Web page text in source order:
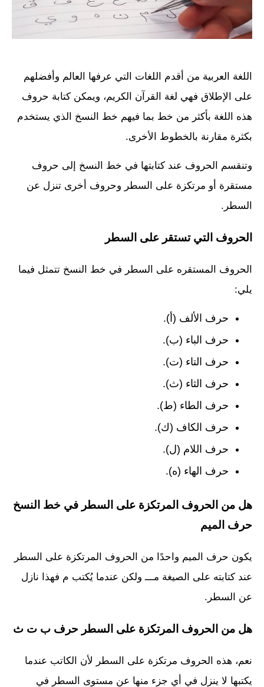
اللغة العربية من أقدم اللغات التي عرفها العالم وأفضلهم
على الإطلاق فهي لغة القرآن الكريم، ويمكن كتابة حروف
هذه اللغة بأكثر من خط بما فيهم خط النسخ الذي يستخدم
بكثرة مقارنة بالخطوط الأخرى.
وتنقسم الحروف عند كتابتها في خط النسخ إلى حروف
مستقرة أو مرتكزة على السطر وحروف أخرى تنزل عن
السطر.
الحروف التي تستقر على السطر
الحروف المستقره على السطر في خط النسخ تتمثل فيما
يلي:
حرف الألف (أ).
حرف الباء (ب).
حرف التاء (ت).
حرف الثاء (ث).
حرف الطاء (ط).
حرف الكاف (ك).
حرف اللام (ل).
حرف الهاء (ه).
هل من الحروف المرتكزة على السطر في خط النسخ
حرف الميم
يكون حرف الميم واحدًا من الحروف المرتكزة على السطر
عند كتابته على الصيغة مـــ ولكن عندما يُكتب م فهذا نازل
عن السطر.
هل من الحروف المرتكزة على السطر حرف ب ت ث
نعم، هذه الحروف مرتكزة على السطر لأن الكاتب عندما
يكتبها لا ينزل في أي جزء منها عن مستوى السطر في